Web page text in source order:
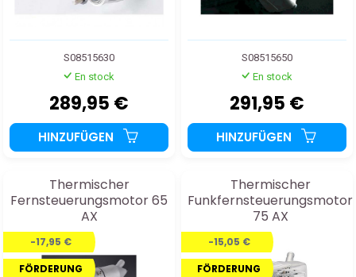
S08515630
En stock
289,95 €
HINZUFÜGEN
S08515650
En stock
291,95 €
HINZUFÜGEN
Thermischer
Fernsteuerungsmotor 65
AX
-17,95 €
FÖRDERUNG
Thermischer
Funkfernsteuerungsmotor
75 AX
-15,05 €
FÖRDERUNG